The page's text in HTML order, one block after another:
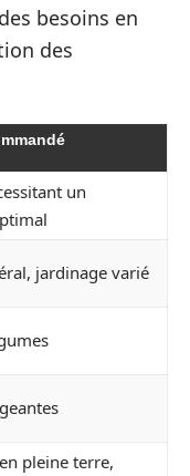
besoins en
des
un
jardinage varié
pleine terre,